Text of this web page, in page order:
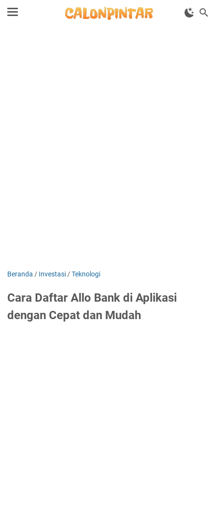
Beranda / Investasi /Teknologi
Cara Daftar Allo Bank di Aplikasi
dengan Cepat dan Mudah